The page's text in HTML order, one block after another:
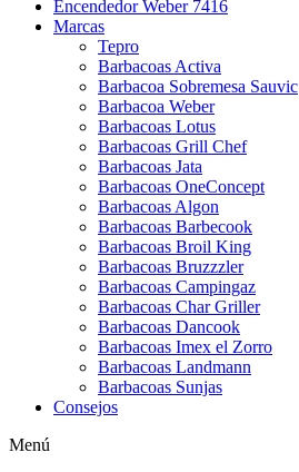
Encendedor Weber 7416
Marcas
Tepro
Barbacoas Activa
Barbacoa Sobremesa Sauvic
Barbacoa Weber
Barbacoas Lotus
Barbacoas Grill Chef
Barbacoas Jata
Barbacoas OneConcept
Barbacoas Algon
Barbacoas Barbecook
Barbacoas Broil King
Barbacoas Bruzzzler
Barbacoas Campingaz
Barbacoas Char Griller
Barbacoas Dancook
Barbacoas Imex el Zorro
Barbacoas Landmann
Barbacoas Sunjas
Consejos
Menú